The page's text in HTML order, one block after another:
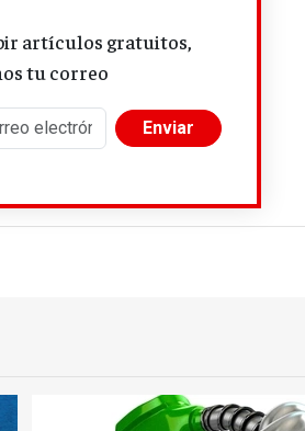
artículos gratuitos,
tu correo